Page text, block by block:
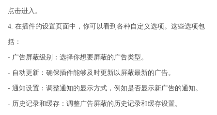
点击进入。
4. 在插件的设置页面中，你可以看到各种自定义选项。这些选项包
括：
- 广告屏蔽级别：选择你想要屏蔽的广告类型。
- 自动更新：确保插件能够及时更新以屏蔽最新的广告。
- 通知设置：调整通知的显示方式，例如是否显示新广告的通知。
- 历史记录和缓存：调整广告屏蔽的历史记录和缓存设置。